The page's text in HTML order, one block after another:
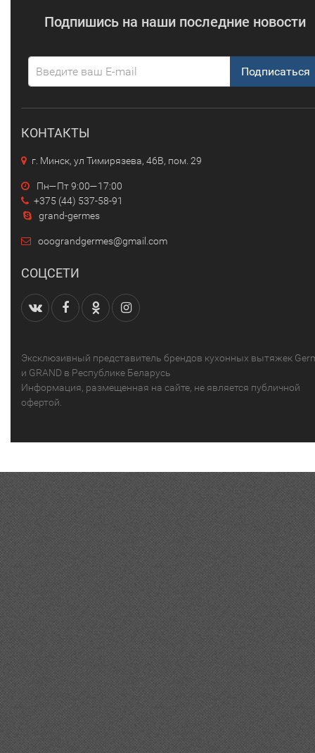
Подпишись на наши последние новости
Подписаться
КОНТАКТЫ
г. Минск, ул Тимирязева, 46В, пом. 29
Пн—Пт 9:00—17:00
+375 (44) 537-58-91
grand-germes
ooograndgermes@gmail.com
СОЦСЕТИ
Эксклюзивный представитель брендов кухонных вытяжек
и GRAND в Республике Беларусь
Информация, размещенная на сайте, не является публичной
офертой.